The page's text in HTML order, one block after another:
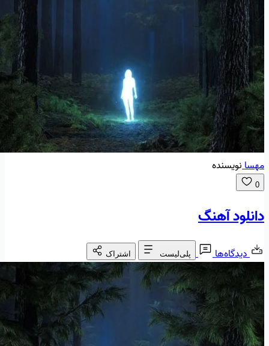
مهسانویسنده
0
دانلود آهنگ
دیدگاه‌ها پلی‌لیست اشتراک